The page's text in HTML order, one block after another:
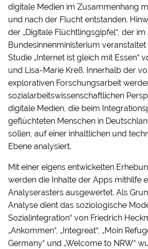
digitale Medien im Zusammenhang
und nach der Flucht entstanden.
der „Digitale Flüchtlingsgipfel“, der
Bundesinnenministerium
Studie „Internet ist gleich mit Essen“
und Lisa-Marie Kreß. Innerhalb der
explorativen Forschungsarbeit
sozialarbeitswissenschaftlichen
digitale Medien, die beim
geflüchteten Menschen in
sollen, auf einer inhaltlichen und
Ebene analysiert.
Mit einer eigens entwickelten
werden die Inhalte der Apps mithilfe
Analyserasters ausgewertet. Als
Analyse dient das soziologische
Sozialintegration“ von Friedrich
„Ankommen“, „Integreat“, „Moin
Germany“ und „Welcome to NRW“